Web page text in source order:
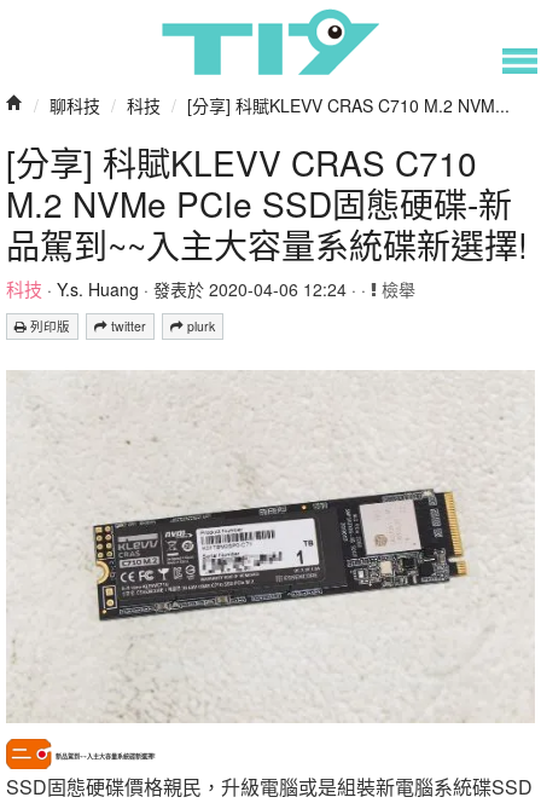
/ 聊科技 / 科技 / [分享] 科賦KLEVV CRAS C710 M.2 NVM...
[分享] 科賦KLEVV CRAS C710
M.2 NVMe PCIe SSD固態硬碟-新
品駕到~~入主大容量系統碟新選擇!
科技 · Y.s. Huang · 發表於 2020-04-06 12:24 · · 檢舉
列印版 twitter plurk
新品駕到~~入主大容量系統碟新選擇!
SSD固態硬碟價格親民，升級電腦或是組裝新電腦系統碟SSD